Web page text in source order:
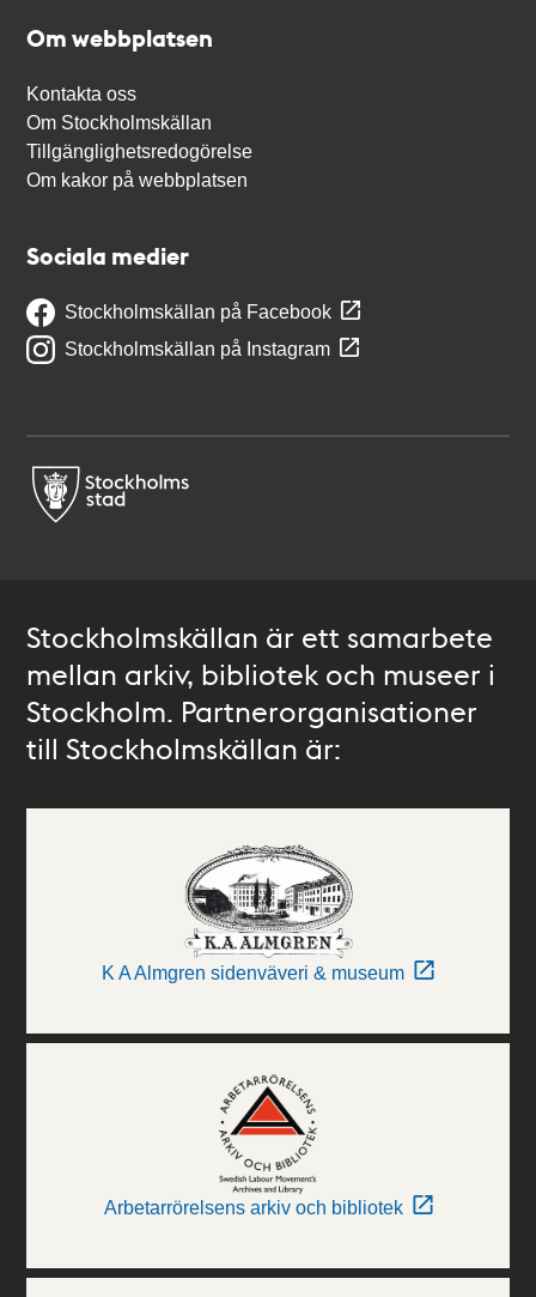
Om webbplatsen
Kontakta oss
Om Stockholmskällan
Tillgänglighetsredogörelse
Om kakor på webbplatsen
Sociala medier
Stockholmskällan på Facebook
Stockholmskällan på Instagram
Stockholmskällan är ett samarbete
mellan arkiv, bibliotek och museer i
Stockholm. Partnerorganisationer
till Stockholmskällan är:
K A Almgren sidenväveri & museum
Arbetarrörelsens arkiv och bibliotek